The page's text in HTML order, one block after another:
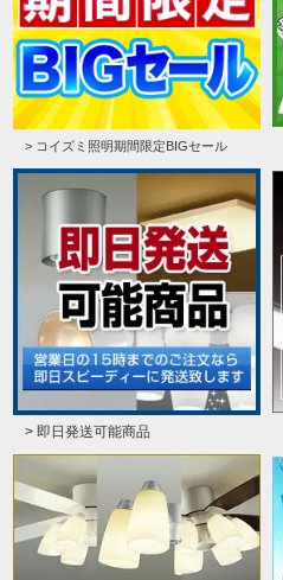
> コイズミ照明期間限定BIGセール
> 即日発送可能商品